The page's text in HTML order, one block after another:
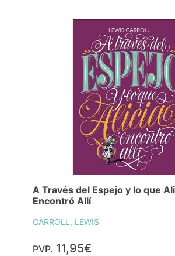
A Través del Espejo y lo que
Encontró Allí
CARROLL, LEWIS
PVP. 11,95€